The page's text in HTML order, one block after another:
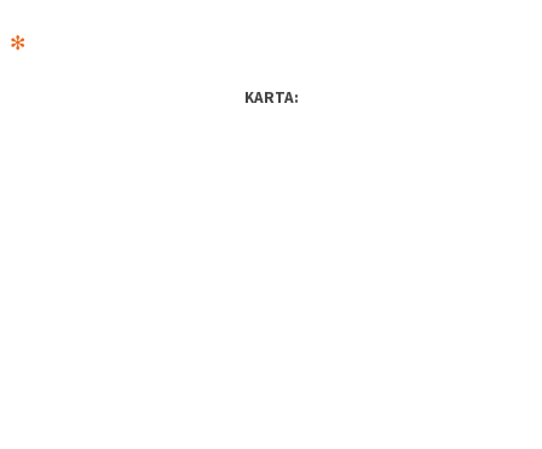
✻
KARTA: